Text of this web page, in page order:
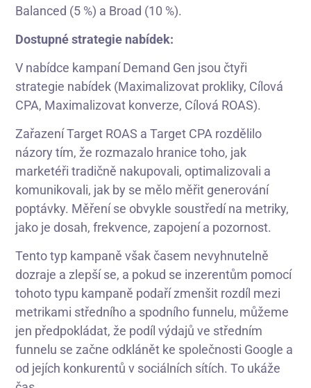
Balanced (5 %) a Broad (10 %).
Dostupné strategie nabídek:
V nabídce kampaní Demand Gen jsou čtyři
strategie nabídek (Maximalizovat prokliky, Cílová
CPA, Maximalizovat konverze, Cílová ROAS).
Zařazení Target ROAS a Target CPA rozdělilo
názory tím, že rozmazalo hranice toho, jak
marketéři tradičně nakupovali, optimalizovali a
komunikovali, jak by se mělo měřit generování
poptávky. Měření se obvykle soustředí na metriky,
jako je dosah, frekvence, zapojení a pozornost.
Tento typ kampaně však časem nevyhnutelně
dozraje a zlepší se, a pokud se inzerentům pomocí
tohoto typu kampaně podaří zmenšit rozdíl mezi
metrikami středního a spodního funnelu, můžeme
jen předpokládat, že podíl výdajů ve středním
funnelu se začne odklánět ke společnosti Google a
od jejích konkurentů v sociálních sítích. To ukáže